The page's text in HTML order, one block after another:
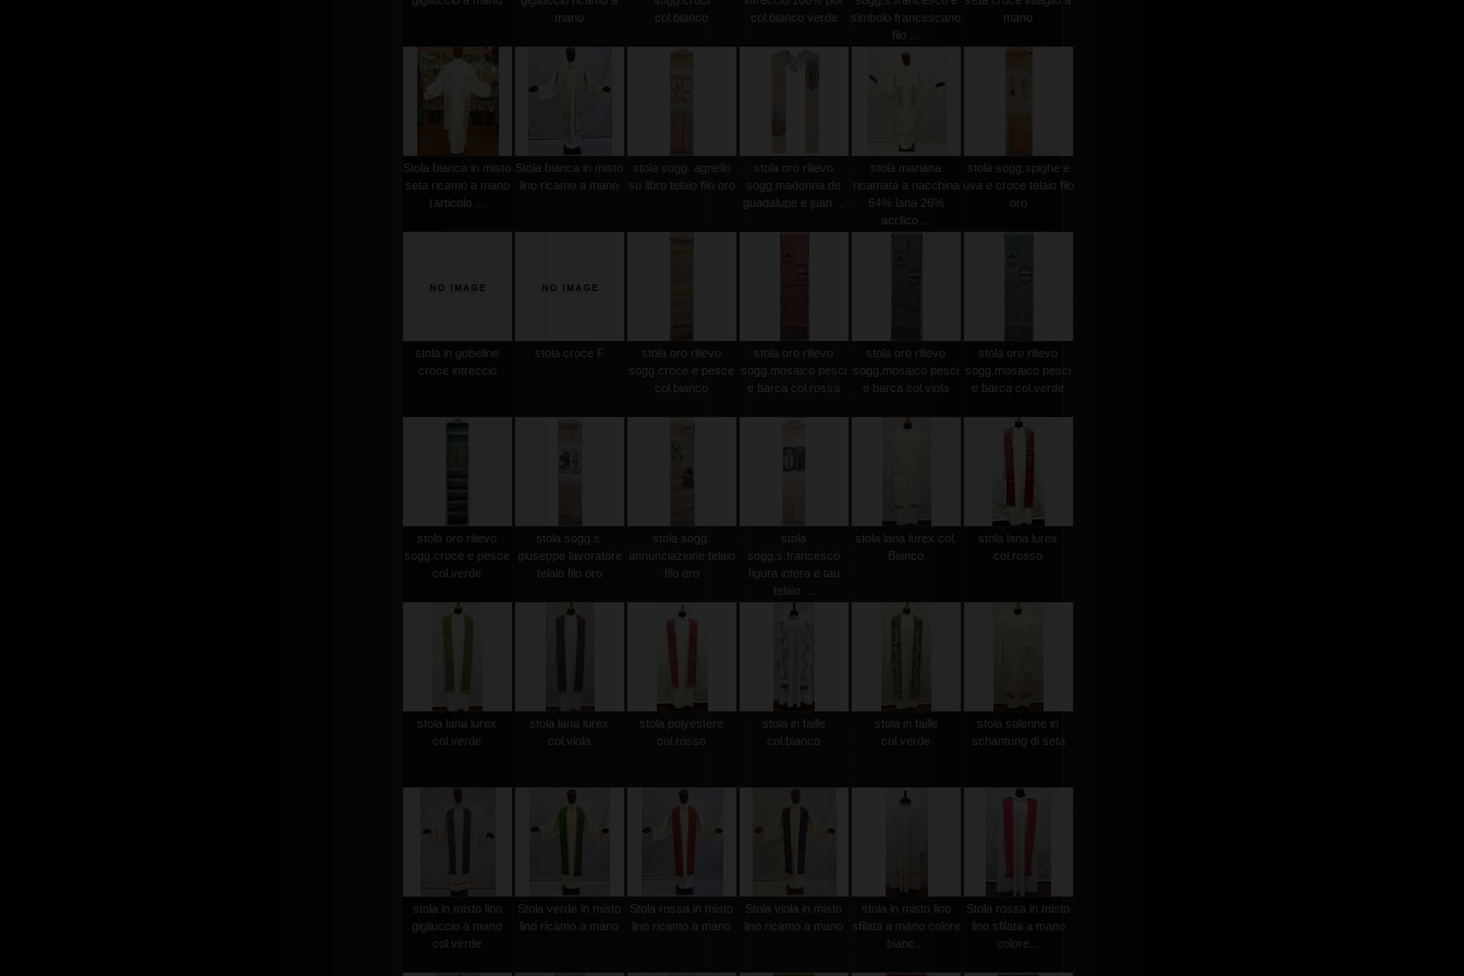
mano
col.bianco
col.bianco verde
simbolo francescano
filo ...
mano
Stola bianca in misto
seta ricamo a mano
(articolo ...
Stola bianca in misto
lino ricamo a mano
stola sogg. agnello
su libro telaio filo oro
stola oro rilievo
sogg.madonna de
guadalupe e juan ...
stola mariana
ricamata a nacchina
64% lana 26%
acrilico ...
stola sogg.spighe e
uva e croce telaio filo
oro
stola in gobeline
croce intreccio
stola croce F
stola oro rilievo
sogg.croce e pesce
col.bianco
stola oro rilievo
sogg.mosaico pesci
e barca col.rossa
stola oro rilievo
sogg.mosaico pesci
e barca col.viola
stola oro rilievo
sogg.mosaico pesci
e barca col.verde
stola oro rilievo
sogg.croce e pesce
col.verde
stola sogg.s.
giuseppe lavoratore
telaio filo oro
stola sogg.
annunciazione telaio
filo oro
stola
sogg.s.francesco
figura intera e tau
telaio ...
stola lana lurex col.
Bianco
stola lana lurex
col.rosso
stola lana lurex
col.verde
stola lana lurex
col.viola
stola polyestere
col.rosso
stola in faille
col.bianco
stola in faille
col.verde
stola solenne in
schantung di seta
stola in misto lino
gigliuccio a mano
col.verde
Stola verde in misto
lino ricamo a mano
Stola rossa in misto
lino ricamo a mano
Stola viola in misto
lino ricamo a mano
stola in misto lino
sfilata a mano colore
bianc...
Stola rossa in misto
lino sfilata a mano
colore...